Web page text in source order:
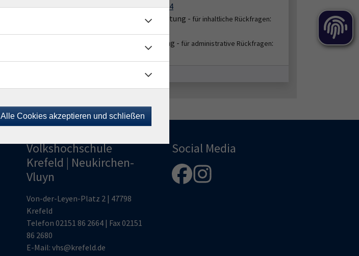
+492151 86-2664
Fachbereichsleitung - für inhaltliche Rückfragen:
Sachbearbeitung - für administrative Rückfragen:
Volkshochschule
Krefeld | Neukirchen-
Vluyn
Von-der-Leyen-Platz 2 | 47798
Krefeld
Telefon 02151 86 2664 | Fax 02151
86 2680
E-Mail: vhs@krefeld.de
Social Media
Alle Cookies akzeptieren und schließen